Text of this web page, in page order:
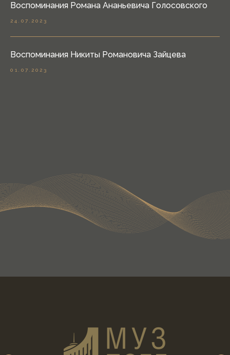
Воспоминания Романа Ананьевича Голосовского
24.07.2023
Воспоминания Никиты Романовича Зайцева
01.07.2023